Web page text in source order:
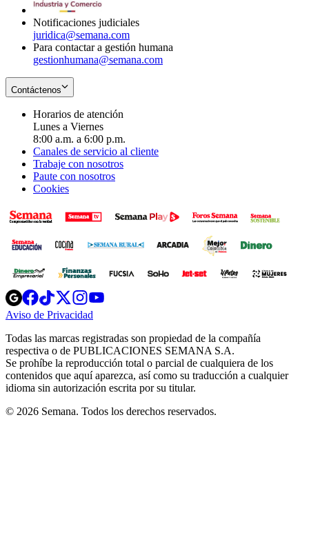
Notificaciones judiciales
juridica@semana.com
Para contactar a gestión humana
gestionhumana@semana.com
Contáctenos
Horarios de atención
Lunes a Viernes
8:00 a.m. a 6:00 p.m.
Canales de servicio al cliente
Trabaje con nosotros
Paute con nosotros
Cookies
Opens
in
new
Opens
in
new
Opens
in
new
window
Opens
new
windowwindow
Aviso de Privacidad
new
window
Todas las marcas registradas son propiedad de la compañía
respectiva o de PUBLICACIONES SEMANA S.A.
Se prohíbe la reproducción total o parcial de cualquiera de los
contenidos que aquí aparezca, así como su traducción a cualquier
idioma sin autorización escrita por su titular.
© 2026 Semana. Todos los derechos reservados.